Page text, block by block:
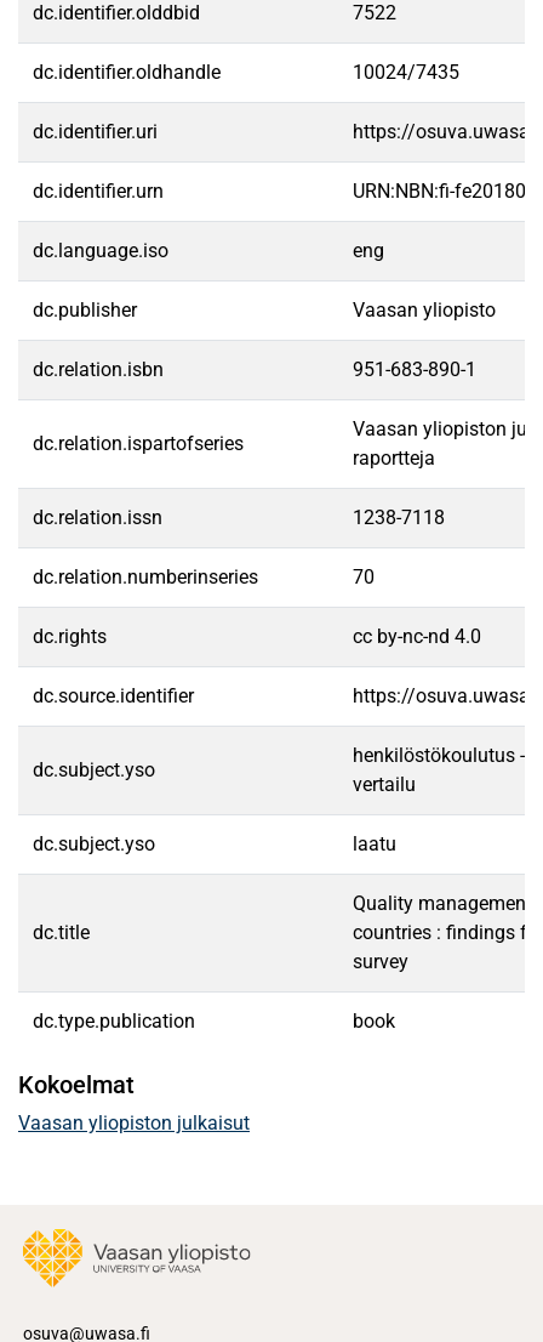
dc.identifier.olddbid 7522
dc.identifier.oldhandle 10024/7435
dc.identifier.uri https://
dc.identifier.urn URN:NBN:fi-
dc.language.iso eng
dc.publisher Vaasan yliopisto
dc.relation.isbn 951-683-890-1
dc.relation.ispartofseries
Vaasan yliopiston
raportteja
dc.relation.issn 1238-7118
dc.relation.numberinseries 70
dc.rights cc by-nc-nd 4.0
dc.source.identifier https://
dc.subject.yso
henkilöstökoulutus --
vertailu
dc.subject.yso laatu
dc.title
Quality management
countries : findings
survey
dc.type.publication book
Kokoelmat
Vaasan yliopiston julkaisut
osuva@uwasa.fi